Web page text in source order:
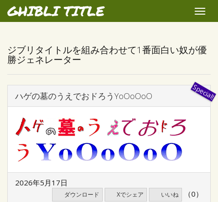
GHIBLI TITLE
Toggle
ジブリタイトルを組み合わせて1番面白い奴が優
勝ジェネレーター
ハゲの墓のうえでおドろうYoOoOoO
2026年5月17日
ダウンロード Xでシェア いいね （0）